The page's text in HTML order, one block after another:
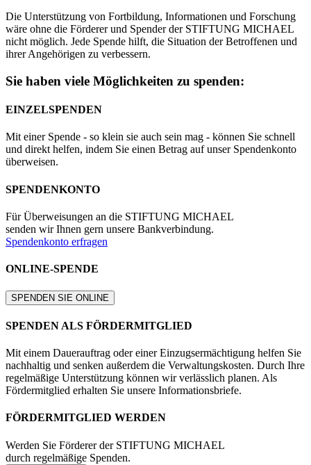
Die Unterstützung von Fortbildung, Informationen und Forschung
wäre ohne die Förderer und Spender der STIFTUNG MICHAEL
nicht möglich. Jede Spende hilft, die Situation der Betroffenen und
ihrer Angehörigen zu verbessern.
Sie haben viele Möglichkeiten zu spenden:
EINZELSPENDEN
Mit einer Spende - so klein sie auch sein mag - können Sie schnell
und direkt helfen, indem Sie einen Betrag auf unser Spendenkonto
überweisen.
SPENDENKONTO
Für Überweisungen an die STIFTUNG MICHAEL
senden wir Ihnen gern unsere Bankverbindung.
Spendenkonto erfragen
ONLINE-SPENDE
SPENDEN SIE ONLINE
SPENDEN ALS FÖRDERMITGLIED
Mit einem Dauerauftrag oder einer Einzugsermächtigung helfen Sie
nachhaltig und senken außerdem die Verwaltungskosten. Durch Ihre
regelmäßige Unterstützung können wir verlässlich planen. Als
Fördermitglied erhalten Sie unsere Informationsbriefe.
FÖRDERMITGLIED WERDEN
Werden Sie Förderer der STIFTUNG MICHAEL
durch regelmäßige Spenden.